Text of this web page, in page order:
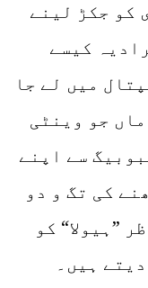
کو جکڑ لینے
کیسے
میں لے جا
جو وینٹی
سے اپنے
کی تگ و دو
”ہیولا“ کو
ہیں۔